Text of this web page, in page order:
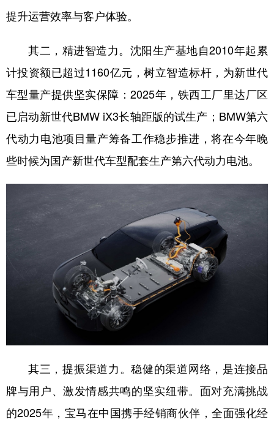
提升运营效率与客户体验。
其二，精进智造力。沈阳生产基地自2010年起累
计投资额已超过1160亿元，树立智造标杆，为新世代
车型量产提供坚实保障：2025年，铁西工厂里达厂区
已启动新世代BMW iX3长轴距版的试生产；BMW第六
代动力电池项目量产筹备工作稳步推进，将在今年晚
些时候为国产新世代车型配套生产第六代动力电池。
其三，提振渠道力。稳健的渠道网络，是连接品
牌与用户、激发情感共鸣的坚实纽带。面对充满挑战
的2025年，宝马在中国携手经销商伙伴，全面强化经